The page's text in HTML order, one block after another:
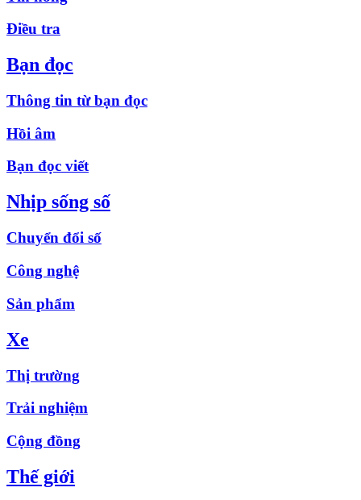
Điều tra
Bạn đọc
Thông tin từ bạn đọc
Hồi âm
Bạn đọc viết
Nhịp sống số
Chuyển đổi số
Công nghệ
Sản phẩm
Xe
Thị trường
Trải nghiệm
Cộng đồng
Thế giới